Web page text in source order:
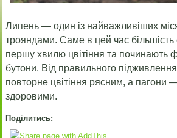
Липень — один із найважливіших
трояндами. Саме в цей час більшість
першу хвилю цвітіння та починають
бутони. Від правильного
повторне цвітіння рясним, а пагони
здоровими.
Поділитись: